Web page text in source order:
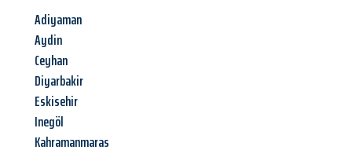
Adiyaman
Aydin
Ceyhan
Diyarbakir
Eskisehir
Inegöl
Kahramanmaras